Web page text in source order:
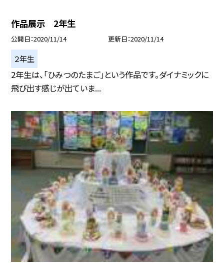
作品展示 2年生
公開日 2020/11/14 更新日 2020/11/14
２年生
2年生は、「ひみつのたまご」という作品です。ダイナミックに
飛び出す感じが出ていま...